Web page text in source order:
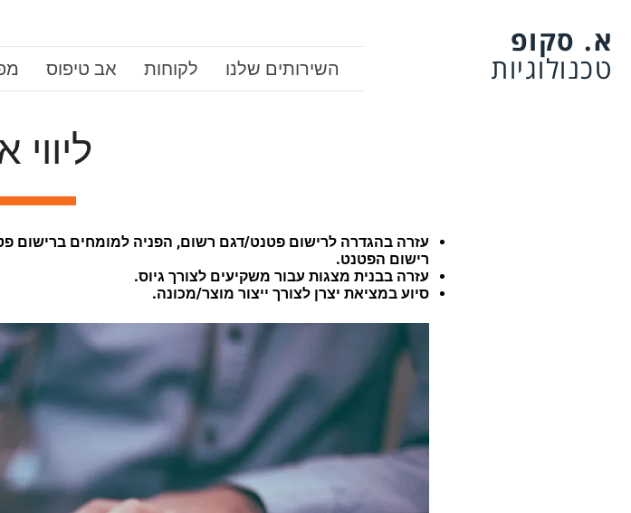
השירותים שלנו לקוחות אב טיפוס
א. סקופ
טכנולוגיות
ליווי
עזרה בהגדרה לרישום פטנט/דגם רשום, הפניה למומחים ברישום
רישום הפטנט.
עזרה בבנית מצגות עבור משקיעים לצורך גיוס.
סיוע במציאת יצרן לצורך ייצור מוצר/מכונה.